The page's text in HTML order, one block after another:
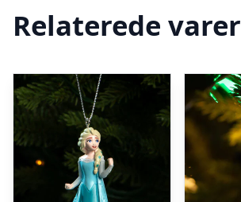
Relaterede varer